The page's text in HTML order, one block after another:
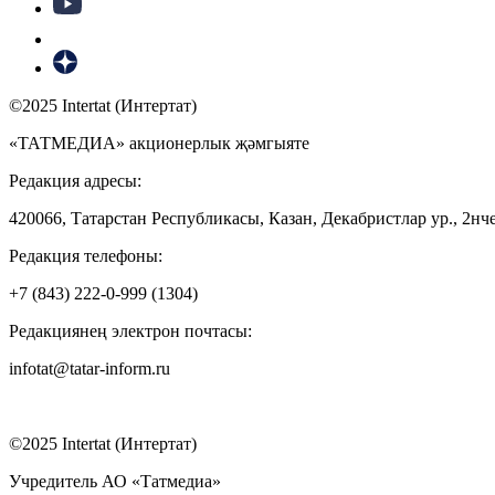
©2025 Intertat (Интертат)
«ТАТМЕДИА» акционерлык җәмгыяте
Редакция адресы:
420066, Татарстан Республикасы, Казан, Декабристлар ур.,
Редакция телефоны:
+7 (843) 222-0-999 (1304)
Редакциянең электрон почтасы:
infotat@tatar-inform.ru
©2025 Intertat (Интертат)
Учредитель АО «Татмедиа»